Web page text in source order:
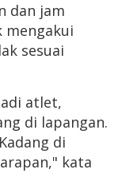
dan jam
mengakui
sesuai
atlet,
di lapangan.
di
kata